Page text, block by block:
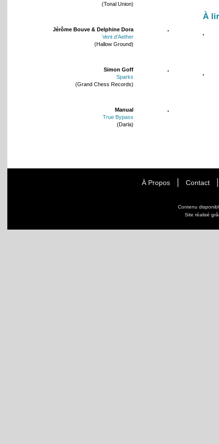
(Tonal Union)
Jérôme Bouve & Delphine Dora
Vent d’Aether
(Hallow Ground)
Simon Goff
Sparks
(Grand Chess Records)
Manual
True Bypass
(Darla)
À
À Propos Contact
Contenu
Site réalisé